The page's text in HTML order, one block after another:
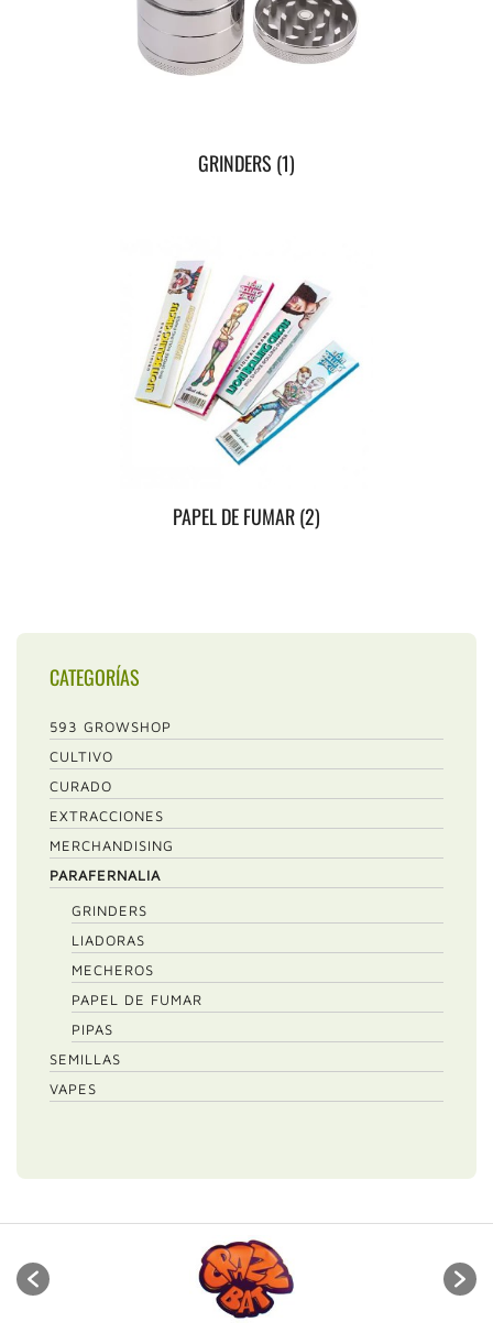
GRINDERS (1)
PAPEL DE FUMAR(2)
CATEGORÍAS
593 GROWSHOP
CULTIVO
CURADO
EXTRACCIONES
MERCHANDISING
PARAFERNALIA
GRINDERS
LIADORAS
MECHEROS
PAPEL DE FUMAR
PIPAS
SEMILLAS
VAPES